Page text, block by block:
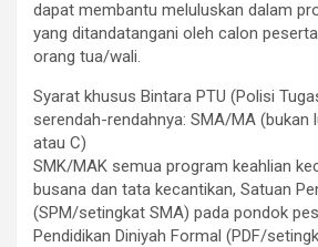
dapat membantu meluluskan dalam
yang ditandatangani oleh calon
orang tua/wali.
Syarat khusus Bintara PTU (Polisi
serendah-rendahnya: SMA/MA (bukan
atau C)
SMK/MAK semua program keahlian
busana dan tata kecantikan, Satuan
(SPM/setingkat SMA) pada pondok
Pendidikan Diniyah Formal (PDF/